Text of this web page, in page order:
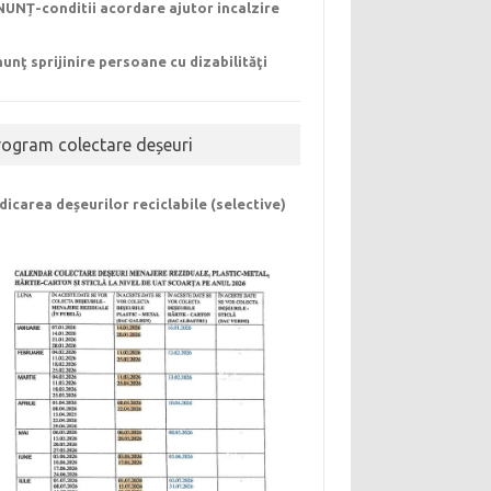
conditii acordare ajutor incalzire
sprijinire persoane cu dizabilităţi
colectare deșeuri
deșeurilor reciclabile (selective)